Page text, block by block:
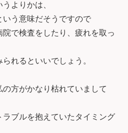
よりかは、
う意味だそうですので
で検査をしたり、疲れを取っ
れるといいでしょう。
方がかなり枯れていまして
ブルを抱えていたタイミング